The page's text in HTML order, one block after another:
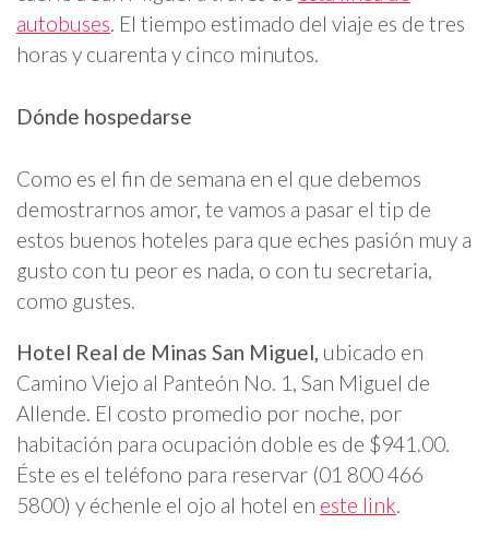
autobuses. El tiempo estimado del viaje es de tres
horas y cuarenta y cinco minutos.
Dónde hospedarse
Como es el fin de semana en el que debemos
demostrarnos amor, te vamos a pasar el tip de
estos buenos hoteles para que eches pasión muy a
gusto con tu peor es nada, o con tu secretaria,
como gustes.
Hotel Real de Minas San Miguel, ubicado en
Camino Viejo al Panteón No. 1, San Miguel de
Allende. El costo promedio por noche, por
habitación para ocupación doble es de $941.00.
Éste es el teléfono para reservar (01 800 466
5800) y échenle el ojo al hotel en este link.